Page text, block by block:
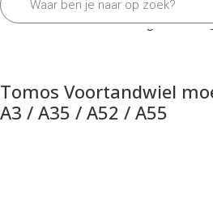
Tandwielen en kettingen
Tomos Voortandwiel
A3 / A35 / A52 / A55